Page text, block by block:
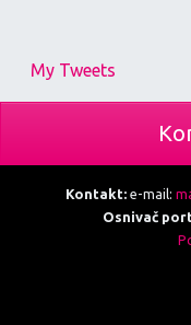
My Tweets
Kontakt:e-mail:
Osnivač